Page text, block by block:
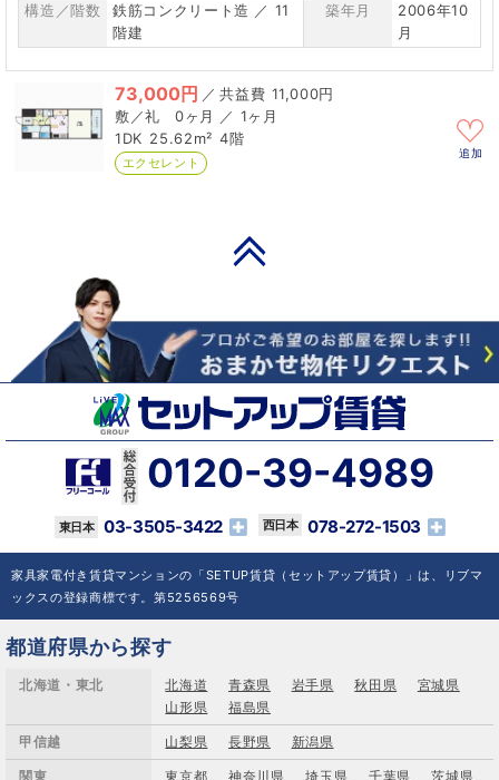
構造／階数
鉄筋コンクリート造 ／ 11
階建
築年月
2006年10
月
73,000円 ／
11,000円
0ヶ月 ／ 1ヶ月
1DK 25.62m² 4階
エクセレント
追加
0120-39-4989
03-3505-3422 078-272-1503
家具家電付き賃貸マンションの「SETUP賃貸（セットアップ賃貸）」は、リブマ
ックスの登録商標です。第5256569号
都道府県から探す
北海道・東北 北海道 青森県 岩手県 秋田県
宮城県
山形県
福島県
甲信越 山梨県 長野県 新潟県
関東 東京都 神奈川県 埼玉県 千葉県
茨城県